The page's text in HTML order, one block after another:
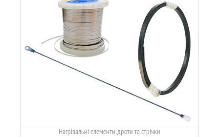
Нагрівальні елементи, дроти та стрічки